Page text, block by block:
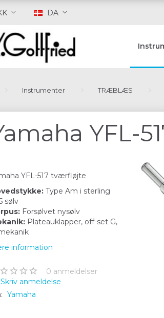
DA
Instrumenter TRÆBLÆS
YFL-
YFL-517 tværfløjte
Type Am i sterling
sølv
Forsølvet nysølv
Plateauklapper, off-set G,
information
0 anmeldelser
Skriv anmeldelse
Yamaha